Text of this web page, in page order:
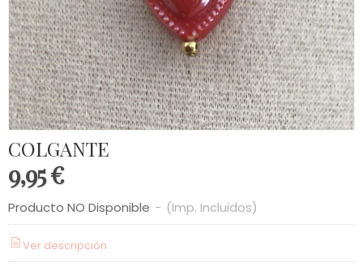
COLGANTE
9,95 €
Producto NO Disponible - (Imp. Incluidos)
Ver descripción